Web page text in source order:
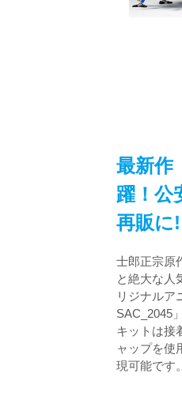
最新作
躍！公
再販に
士郎正宗原
と絶大な人
リジナルア
SAC_2045
キットは接
ャップを使
現可能です。